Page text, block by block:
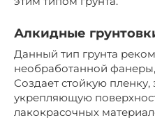
Алкидные
Данный тип грунта
необработанной
Создает стойкую
укрепляющую
лакокрасочных